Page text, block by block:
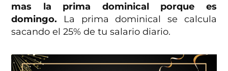
mas la prima dominical porque es
domingo. La prima dominical se calcula
sacando el 25% de tu salario diario.